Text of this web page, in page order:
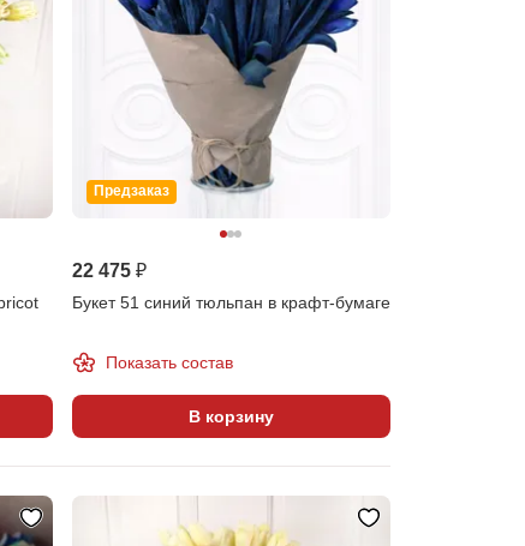
Предзаказ
22 475 ₽
Букет 51 синий тюльпан в крафт-бумаге
Показать состав
В корзину